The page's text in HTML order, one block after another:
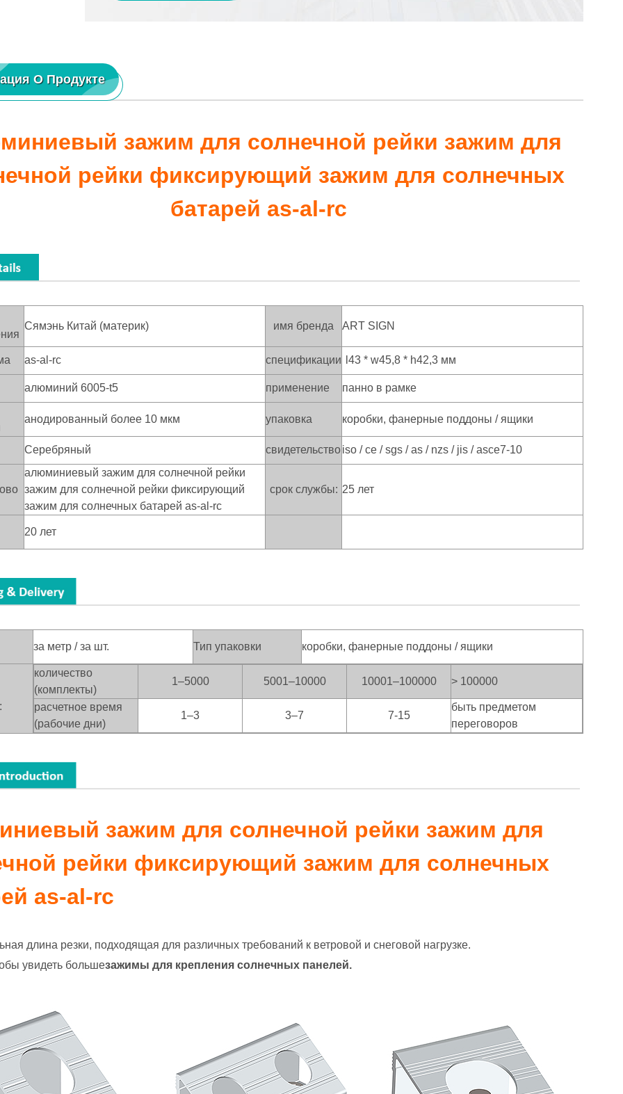
О Продукте
зажим для солнечной рейки зажим для
рейки фиксирующий зажим для солнечных
батарей as-al-rc
Сямэнь Китай (материк) имя бренда ART SIGN
as-al-rc спецификации l43 * w45,8 * h42,3 мм
алюминий 6005-t5 применение
панно в рамке
анодированный более 10 мкм упаковка коробки, фанерные поддоны / ящики
Серебряный свидетельствоiso / ce / sgs / as / nzs / jis / asce7-10
алюминиевый зажим для солнечной рейки
зажим для солнечной рейки фиксирующий
зажим для солнечных батарей as-al-rc
срок службы: 25 лет
20 лет
за метр / за шт. Тип упаковки коробки, фанерные поддоны / ящики
количество
(комплекты)
1–5000 5001–10000 10001–100000 > 100000
расчетное время
(рабочие дни)
1–3 3–7 7-15
быть предметом
переговоров
зажим для солнечной рейки зажим для
рейки фиксирующий зажим для солнечных
as-al-rc
длина резки, подходящая для различных требований к ветровой и снеговой нагрузке.
увидеть большезажимы для крепления солнечных панелей.